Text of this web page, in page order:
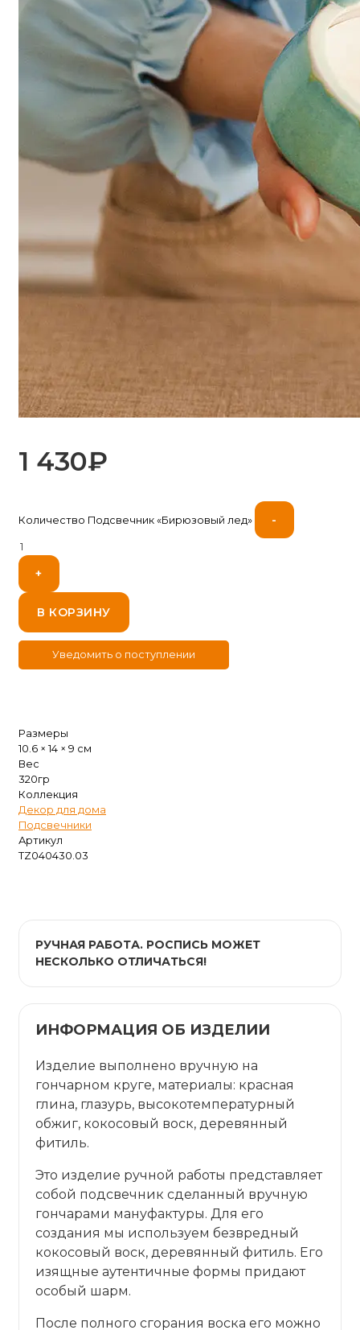
1 430₽
Количество Подсвечник «Бирюзовый лед» -
+
В КОРЗИНУ
Размеры
10.6 × 14 × 9 см
Вес
320гр
Коллекция
Декор для дома
Подсвечники
Артикул
TZ040430.03
РУЧНАЯ РАБОТА. РОСПИСЬ МОЖЕТ
НЕСКОЛЬКО ОТЛИЧАТЬСЯ!
ИНФОРМАЦИЯ ОБ ИЗДЕЛИИ
Изделие выполнено вручную на
гончарном круге, материалы: красная
глина, глазурь, высокотемпературный
обжиг, кокосовый воск, деревянный
фитиль.
Это изделие ручной работы представляет
собой подсвечник сделанный вручную
гончарами мануфактуры. Для его
создания мы используем безвредный
кокосовый воск, деревянный фитиль. Его
изящные аутентичные формы придают
особый шарм.
После полного сгорания воска его можно